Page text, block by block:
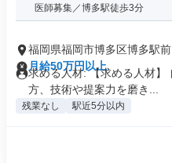
医師募集／博多駅徒歩3分
福岡県福岡市博多区博多駅前
月給50万円以上
求める人材: 【求める人材】
方、技術や提案力を磨き...
残業なし 駅近5分以内